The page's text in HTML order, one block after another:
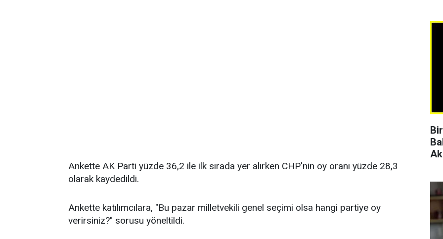
Ankette AK Parti yüzde 36,2 ile ilk sırada yer alırken CHP'nin oy oranı yüzde 28,3
olarak kaydedildi.
Ankette katılımcılara, "Bu pazar milletvekili genel seçimi olsa hangi partiye oy
verirsiniz?" sorusu yöneltildi.